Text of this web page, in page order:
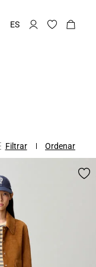
ES
Filtrar Ordenar